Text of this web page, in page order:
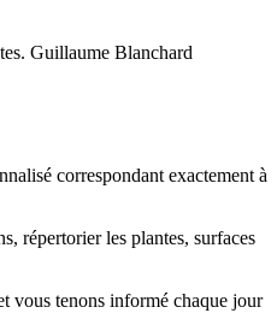
Guillaume Blanchard
correspondant exactement à
répertorier les plantes, surfaces
vous tenons informé chaque jour